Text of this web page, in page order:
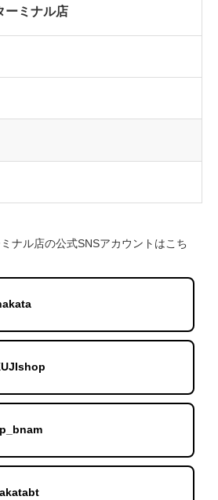
ーミナル店
ナル店の公式SNSアカウントはこち